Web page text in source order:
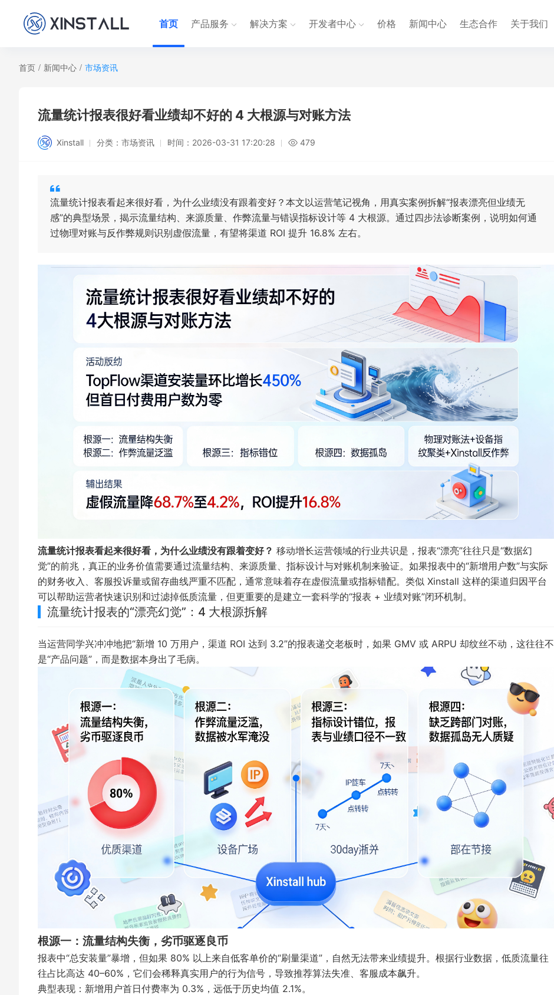
首页 产品服务 解决方案 开发者中心 价格 新闻中心 生态合作 关于我们
首页 / 新闻中心 / 市场资讯
流量统计报表很好看业绩却不好的 4 大根源与对账方法
Xinstall 分类： 市场资讯 时间： 2026-03-31 17:20:28 479
流量统计报表看起来很好看，为什么业绩没有跟着变好？本文以运营笔记视角，用真实案例拆解“报表漂亮但业绩无
感”的典型场景，揭示流量结构、来源质量、作弊流量与错误指标设计等 4 大根源。通过四步法诊断案例，说明如何通
过物理对账与反作弊规则识别虚假流量，有望将渠道 ROI 提升 16.8% 左右。
流量统计报表看起来很好看，为什么业绩没有跟着变好？ 移动增长运营领域的行业共识是，报表“漂亮”往往只是“数据幻
觉”的前兆，真正的业务价值需要通过流量结构、来源质量、指标设计与对账机制来验证。如果报表中的“新增用户数”与实际
的财务收入、客服投诉量或留存曲线严重不匹配，通常意味着存在虚假流量或指标错配。类似 Xinstall 这样的渠道归因平台
可以帮助运营者快速识别和过滤掉低质流量，但更重要的是建立一套科学的“报表 + 业绩对账”闭环机制。
流量统计报表的“漂亮幻觉”：4 大根源拆解
当运营同学兴冲冲地把“新增 10 万用户，渠道 ROI 达到 3.2”的报表递交老板时，如果 GMV 或 ARPU 却纹丝不动，这往往不
是“产品问题”，而是数据本身出了毛病。
根源一：流量结构失衡，劣币驱逐良币
报表中“总安装量”暴增，但如果 80% 以上来自低客单价的“刷量渠道”，自然无法带来业绩提升。根据行业数据，低质流量往
往占比高达 40–60%，它们会稀释真实用户的行为信号，导致推荐算法失准、客服成本飙升。
典型表现：新增用户首日付费率为 0.3%，远低于历史均值 2.1%。